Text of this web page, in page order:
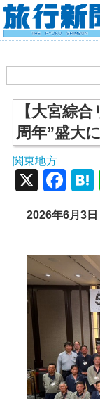
【大宮綜
周年”盛大
関東地方
X
2026年6月3